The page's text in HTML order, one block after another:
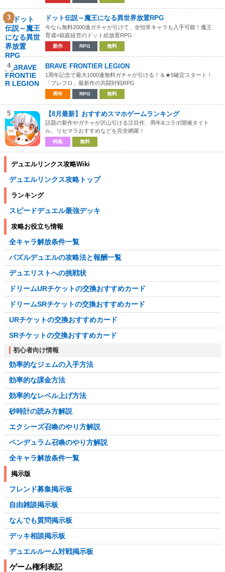
3 ドット伝説～魔王になる異世界放置RPG
今なら無料2000連ガチャが引けて、全恒常キャラも入手可能！魔王
育成×箱庭経営のドット絵放置RPG
新作 RPG 無料
4 BRAVE FRONTIER LEGION
1周年記念で最大1000連無料ガチャが引ける！＆★5確定スタート！
「ブレフロ」最新作の共闘対戦RPG
周年 RPG 無料
5 【8月最新】おすすめスマホゲームランキング
話題の新作やガチャが沢山引ける注目作、周年&コラボ開催タイト
ル、リセマラおすすめなどを完全網羅！
特集 無料
デュエルリンクス攻略Wiki
デュエルリンクス攻略トップ
ランキング
スピードデュエル最強デッキ
攻略お役立ち情報
全キャラ解放条件一覧
パズルデュエルの攻略法と報酬一覧
デュエリストへの挑戦状
ドリームURチケットの交換おすすめカード
ドリームSRチケットの交換おすすめカード
URチケットの交換おすすめカード
SRチケットの交換おすすめカード
初心者向け情報
効率的なジェムの入手方法
効率的な課金方法
効率的なレベル上げ方法
砂時計の読み方解説
エクシーズ召喚のやり方解説
ペンデュラム召喚のやり方解説
全キャラ解放条件一覧
掲示版
フレンド募集掲示板
自由雑談掲示板
なんでも質問掲示板
デッキ相談掲示板
デュエルルーム対戦掲示板
ゲーム権利表記